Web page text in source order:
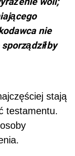
nie
sporządziłby
stają
testamentu.